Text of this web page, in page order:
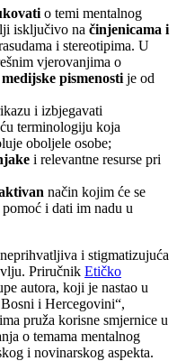
o temi mentalnog
isključivo na činjenicama i
i stereotipima. U
vjerovanjima o
pismenosti je od
i izbjegavati
terminologiju koja
oboljele osobe;
i relevantne resurse pri
način kojim će se
i dati im nadu u
i stigmatizujuća
Priručnik Etičko
autora, koji je nastao u
i Hercegovini“,
pruža korisne smjernice u
o temama mentalnog
i novinarskog aspekta.